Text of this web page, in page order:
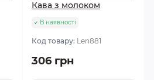
Кава з молоком
В наявності
Код товару: Len881
306 грн